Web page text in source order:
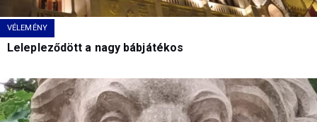
VÉLEMÉNY
Lelepleződött a nagy bábjátékos